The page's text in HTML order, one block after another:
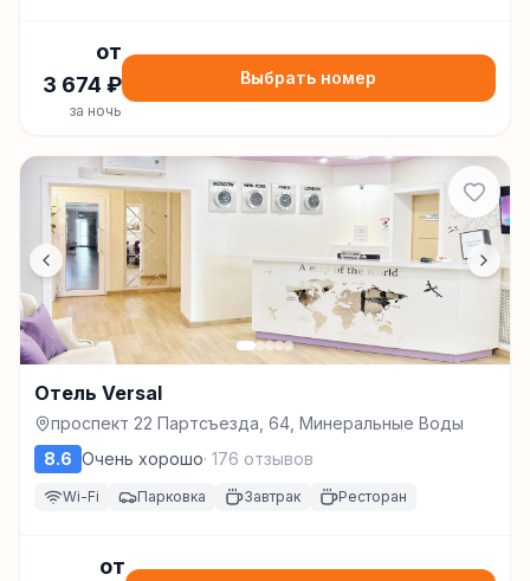
от
3 674 ₽
за ночь
Выбрать номер
Отель Versal
проспект 22 Партсъезда, 64, Минеральные Воды
8.6 Очень хорошо· 176 отзывов
Wi-Fi Парковка Завтрак Ресторан
от